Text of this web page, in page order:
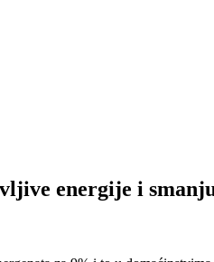
energije i